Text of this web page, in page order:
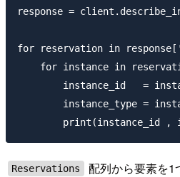
response =
for reservation in
for instance in
instance_id   =
instance_type =
Reservations 配列から要素を1